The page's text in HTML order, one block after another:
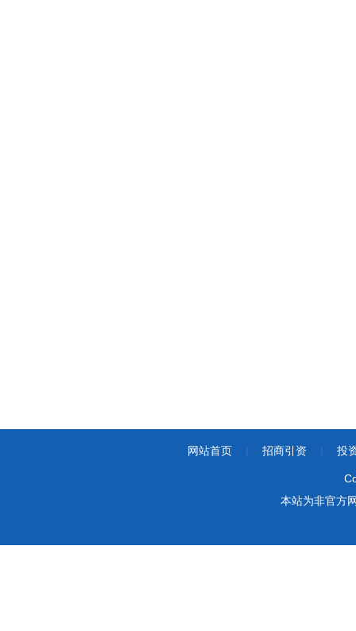
网站首页 招商引资 投
本站为非官方